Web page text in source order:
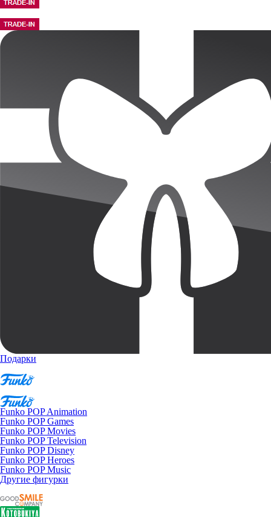
Подарки
Funko POP Animation
Funko POP Games
Funko POP Movies
Funko POP Television
Funko POP Disney
Funko POP Heroes
Funko POP Music
Другие фигурки